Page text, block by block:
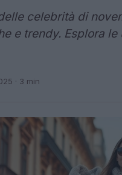
celebrità di
e trendy. Esplora
· 3 min